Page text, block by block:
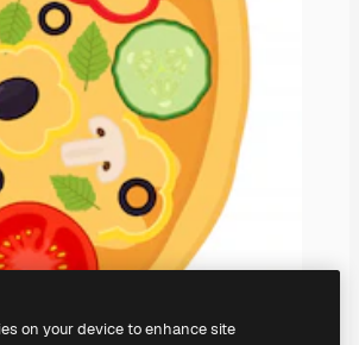
on your device to enhance site